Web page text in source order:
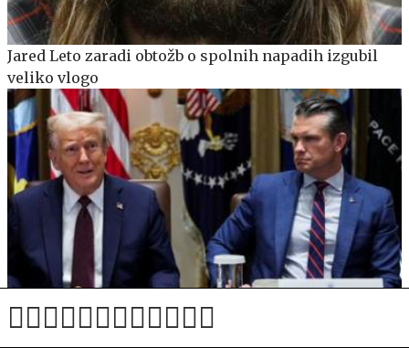
Jared Leto zaradi obtožb o spolnih napadih izgubil
veliko vlogo